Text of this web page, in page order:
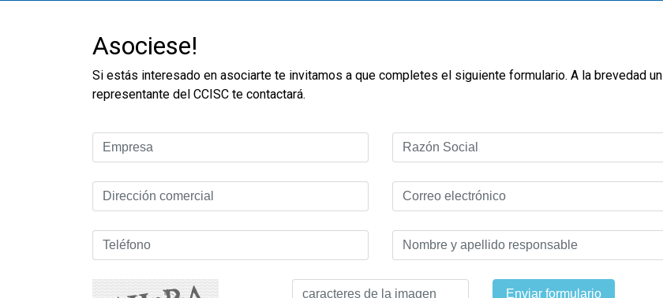
Asociese!
Si estás interesado en asociarte te invitamos a que completes el siguiente formulario. A la brevedad un
representante del CCISC te contactará.